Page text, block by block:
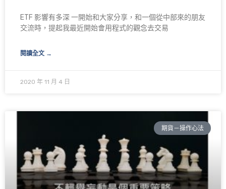
ETF 影響有多深 一開始和大家分享，和一個從中部來的朋友
交流時，提起我最近開始會用程式的觀念去交易
閱讀全文 →
2020 年 11 月 4 日
期貨－操作心法